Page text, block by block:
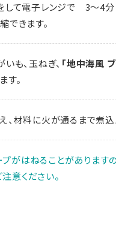
して電子レンジで 3～4分
できます。
も、玉ねぎ、 「地中海風
す。
、材料に火が通るまで煮込
がはねることがあります
意ください。